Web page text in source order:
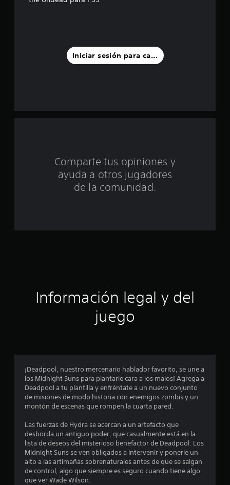
e
e
r
a
s
e
u
n
Iniciar sesión para calificar
Comparte tus opiniones y
ayuda a otros jugadores
de la comunidad.
Información legal y del
juego
¡Deadpool, nuestro mercenario hablador favorito, se une a
los Midnight Suns para plantarle cara a los malos! Agrega a
Deadpool a tu plantilla y enfréntate a un nuevo conjunto
de misiones de modo historia con enemigos zombis y un
montón de escenas que rompen la cuarta pared.
Las fuerzas de Hydra se acercan a un artefacto que
desborda un antiguo poder, que casualmente está en la
lista de deseos del misterioso benefactor de Deadpool. Los
Midnight Suns se ven obligados a intervenir y ponerle un
alto a las artimañas sobrenaturales antes de que se salgan
de control, algo que siempre es seguro cuando tiene algo
que ver Wade Wilson.